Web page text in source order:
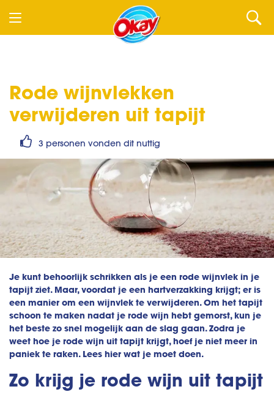
Rode wijnvlekken
verwijderen uit tapijt
3 personen vonden dit nuttig
Je kunt behoorlijk schrikken als je een rode wijnvlek in je
tapijt ziet. Maar, voordat je een hartverzakking krijgt; er is
een manier om een wijnvlek te verwijderen. Om het tapijt
schoon te maken nadat je rode wijn hebt gemorst, kun je
het beste zo snel mogelijk aan de slag gaan. Zodra je
weet hoe je rode wijn uit tapijt krijgt, hoef je niet meer in
paniek te raken. Lees hier wat je moet doen.
Zo krijg je rode wijn uit tapijt